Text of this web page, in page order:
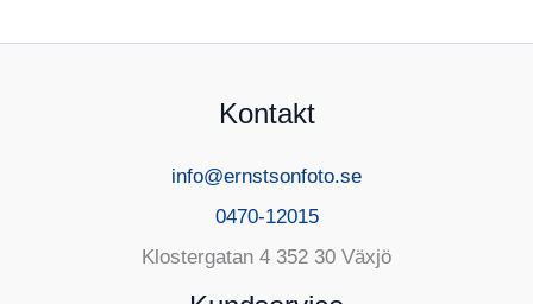
Kontakt
info@ernstsonfoto.se
0470-12015
Klostergatan 4 352 30 Växjö